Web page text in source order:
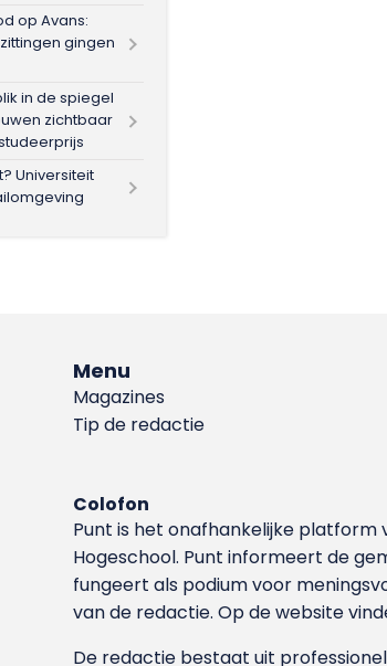
op Avans:
gingen
in de spiegel
zichtbaar
Universiteit
Menu
Magazines
Tip de redactie
Colofon
Punt is het onafhankelijke platform
Hoge­school. Punt informeert de
fungeert als podium voor
van de redactie. Op de website
De redactie bestaat uit